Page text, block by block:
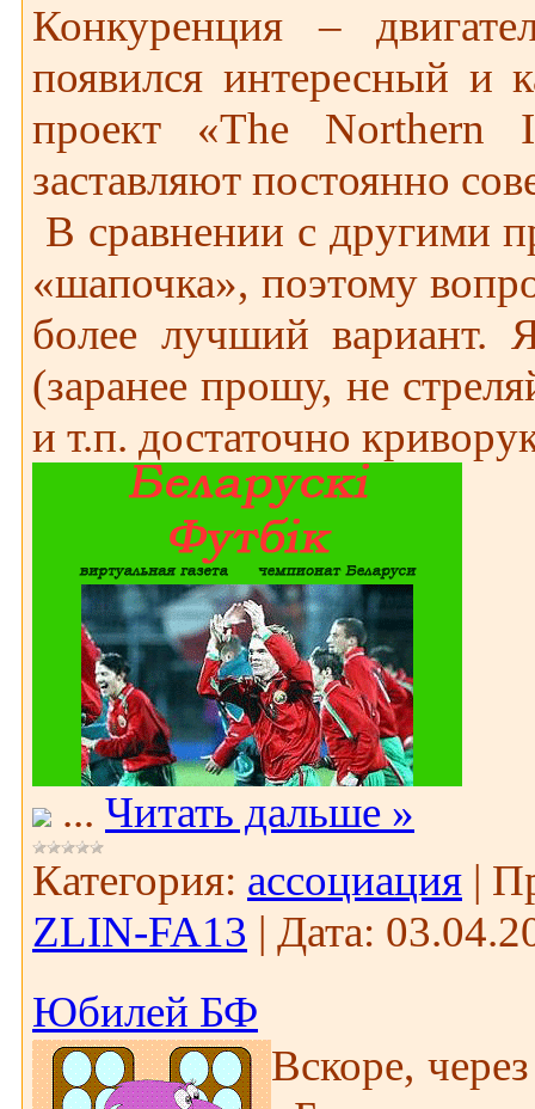
Конкуренция –
появился интересный и
проект «The Northern
заставляют постоянно
В сравнении с другими
«шапочка», поэтому
более лучший вариант.
(заранее прошу, не
и т.п. достаточно
... Читать дальше »
Категория: ассоциация |
ZLIN-FA13 | Дата:
Юбилей БФ
Вскоре,